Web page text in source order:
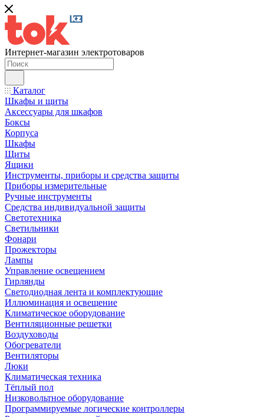
Интернет-магазин электротоваров
Каталог
Шкафы и щиты
Аксессуары для шкафов
Боксы
Корпуса
Шкафы
Щиты
Ящики
Инструменты, приборы и средства защиты
Приборы измерительные
Ручные инструменты
Средства индивидуальной защиты
Светотехника
Светильники
Фонари
Прожекторы
Лампы
Управление освещением
Гирлянды
Светодиодная лента и комплектующие
Иллюминация и освещение
Климатическое оборудование
Вентиляционные решетки
Воздуховоды
Обогреватели
Вентиляторы
Люки
Климатическая техника
Тёплый пол
Низковольтное оборудование
Программируемые логические контроллеры